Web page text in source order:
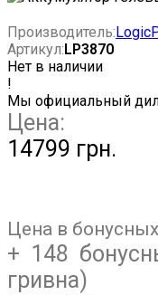
Производитель:
Артикул: LP3870
Нет в наличии
!
Мы официальный
Цена:
14799 грн.
Цена в
+ 148
гривна)